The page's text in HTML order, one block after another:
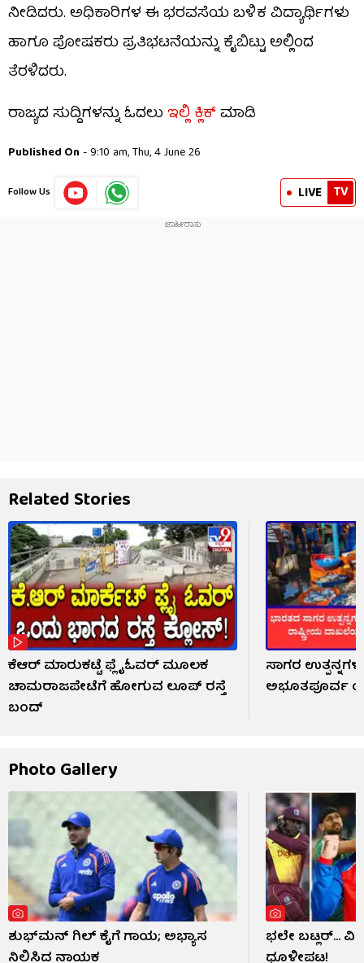
ನೀಡಿದರು. ಅಧಿಕಾರಿಗಳ ಈ ಭರವಸೆಯ ಬಳಿಕ ವಿದ್ಯಾರ್ಥಿಗಳು
ಹಾಗೂ ಪೋಷಕರು ಪ್ರತಿಭಟನೆಯನ್ನು ಕೈಬಿಟ್ಟು ಅಲ್ಲಿಂದ
ತೆರಳಿದರು.
ರಾಜ್ಯದ ಸುದ್ದಿಗಳನ್ನು ಓದಲುಇಲ್ಲಿ ಕ್ಲಿಕ್ಮಾಡಿ
Published On - 9:10 am, Thu, 4 June 26
Follow Us LIVE TV
Related Stories
ಕೆಆರ್ ಮಾರುಕಟ್ಟೆ ಫ್ಲೈಓವರ್ ಮೂಲಕ
ಚಾಮರಾಜಪೇಟೆಗೆ ಹೋಗುವ ಲೂಪ್ ರಸ್ತೆ
ಬಂದ್
ಸಾಗರ ಉತ್ಪನ್ನಗಳ
ಅಭೂತಪೂರ್ವ
Photo Gallery
ಶುಭ್​ಮನ್ ಗಿಲ್ ಕೈಗೆ ಗಾಯ; ಅಭ್ಯಾಸ
ಭಲೇ ಬಟ್ಲರ್...